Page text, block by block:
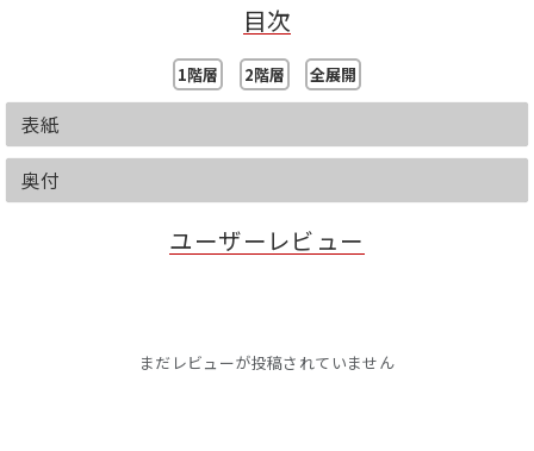
を知り、自分はほかの解釈をも選択でき
るという立場に立ったとき、わたしたち
は「自由」を手にするのです。
目次
1階層 2階層 全展開
表紙
奥付
ユーザーレビュー
まだレビューが投稿されていません